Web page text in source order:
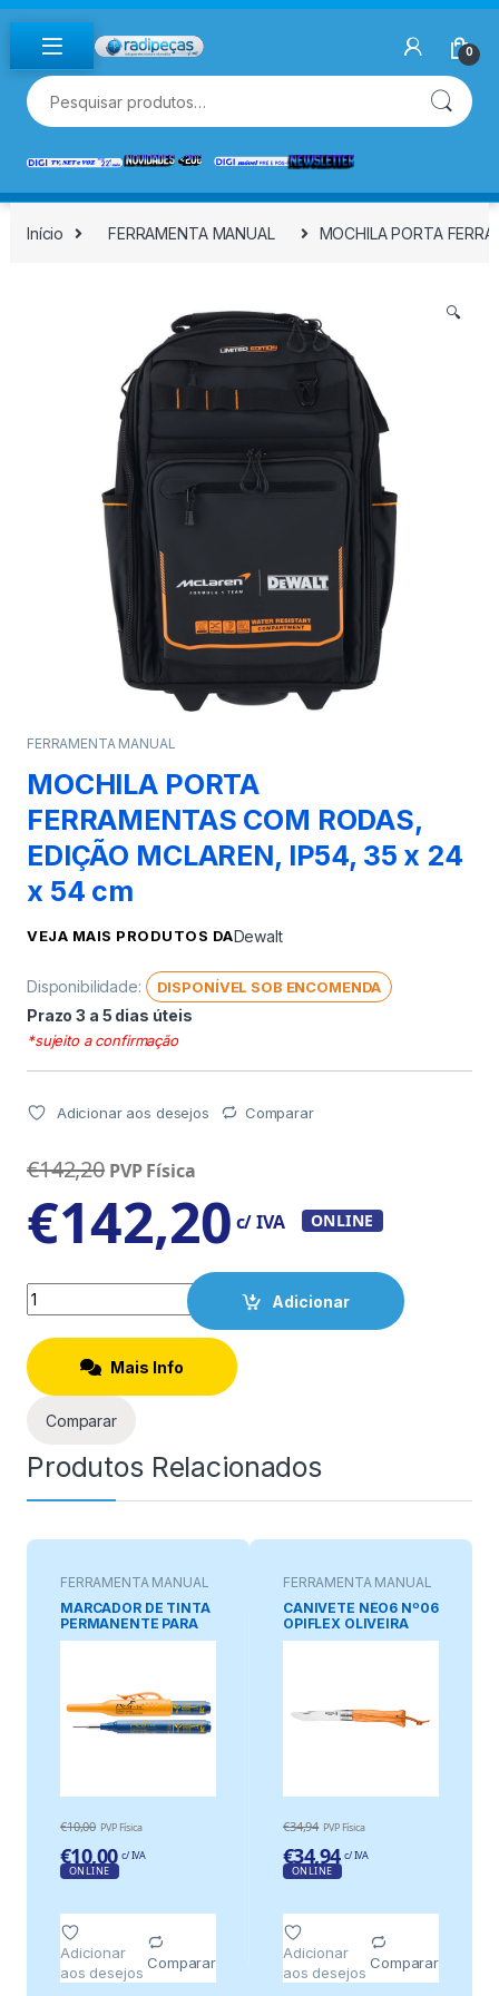
Skip to navigation
Skip to content
0
Pesquisar por:
Início FERRAMENTA MANUAL MOCHILA PORTA
🔍
FERRAMENTA MANUAL
MOCHILA PORTA
FERRAMENTAS COM RODAS,
EDIÇÃO MCLAREN, IP54, 35 x 24
x 54 cm
VEJA MAIS PRODUTOS DADewalt
Disponibilidade: DISPONÍVEL SOB ENCOMENDA
Prazo 3 a 5 dias úteis
*sujeito a confirmação
Adicionar aos desejos Comparar
€142,20 PVP Física
€142,20 c/ IVA ONLINE
Quantity
Adicionar
Mais Info
Comparar
Produtos Relacionados
FERRAMENTA MANUAL
MARCADOR DE TINTA
PERMANENTE PARA
BURACOS PROFUNDOS
€10,00 PVP Física
€10,00 c/ IVA
ONLINE
Adicionar
aos desejos
Comparar
FERRAMENTA MANUAL
CANIVETE NÉO6 Nº06
OPIFLEX OLIVEIRA
€34,94 PVP Física
€34,94 c/ IVA
ONLINE
Adicionar
aos desejos
Comparar